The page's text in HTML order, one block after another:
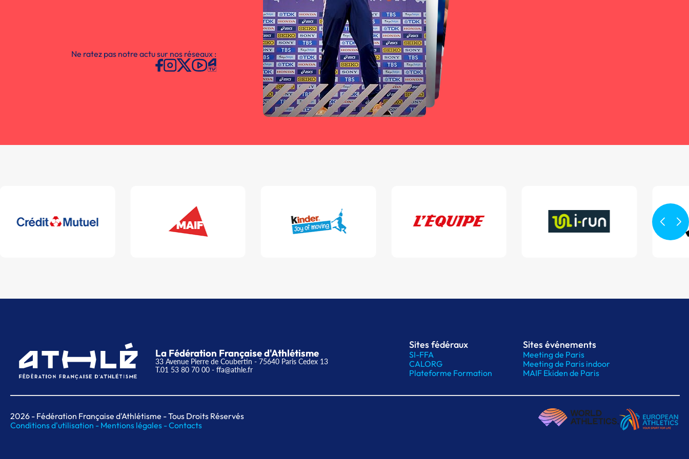
Ne ratez pas notre actu sur nos réseaux :
La Fédération Française d'Athlétisme
33 Avenue Pierre de Coubertin - 75640 Paris Cedex 13
T.01 53 80 70 00 - ffa@athle.fr
Sites fédéraux
SI-FFA
CALORG
Plateforme Formation
Sites événements
Meeting de Paris
Meeting de Paris indoor
MAIF Ekiden de Paris
2026 - Fédération Française d'Athlétisme - Tous Droits Réservés
Conditions d'utilisation - Mentions légales -Contacts